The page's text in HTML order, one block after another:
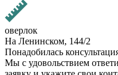
оверлок
На Ленинском, 144/2
Понадобилась
Мы с удовольствием